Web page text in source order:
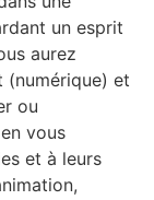
un esprit
aurez
(numérique) et
ou
vous
et à leurs